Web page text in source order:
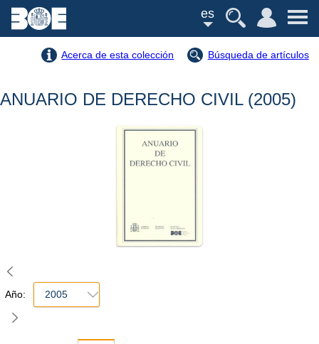
es
Acerca de esta colección Búsqueda de artículos
ANUARIO DE DERECHO CIVIL (2005)
Año: 2005